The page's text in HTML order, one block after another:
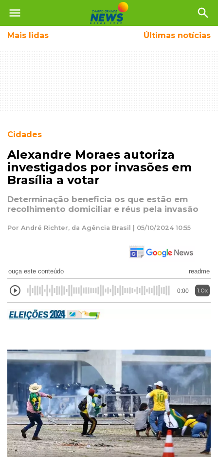
menu search
Mais lidas Últimas notícias
Cidades
Alexandre Moraes autoriza
investigados por invasões em
Brasília a votar
Determinação beneficia os que estão em
recolhimento domiciliar e réus pela invasão
Por André Richter, da Agência Brasil | 05/10/2024 10:55
ouça este conteúdo readme
0:00 1.0x